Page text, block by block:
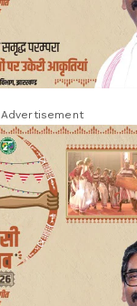
Advertisement